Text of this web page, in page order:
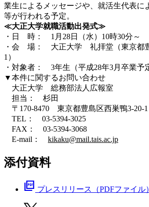
業生によるメッセージや、就活生代表に
等が行われる予定。
≪大正大学就職活動出発式≫
・日 時： 1月28日（水）10時30分～
・会 場： 大正大学 礼拝堂（東京都
1）
・対象者： 3年生（平成28年3月卒業予
▼本件に関するお問い合わせ
大正大学 総務部法人広報室
担当： 杉田
〒170-8470 東京都豊島区西巣鴨3-20-1
TEL： 03-5394-3025
FAX： 03-5394-3068
E-mail： kikaku@mail.tais.ac.jp
添付資料
picture_as_pdf プレスリリース（PDFファイル）